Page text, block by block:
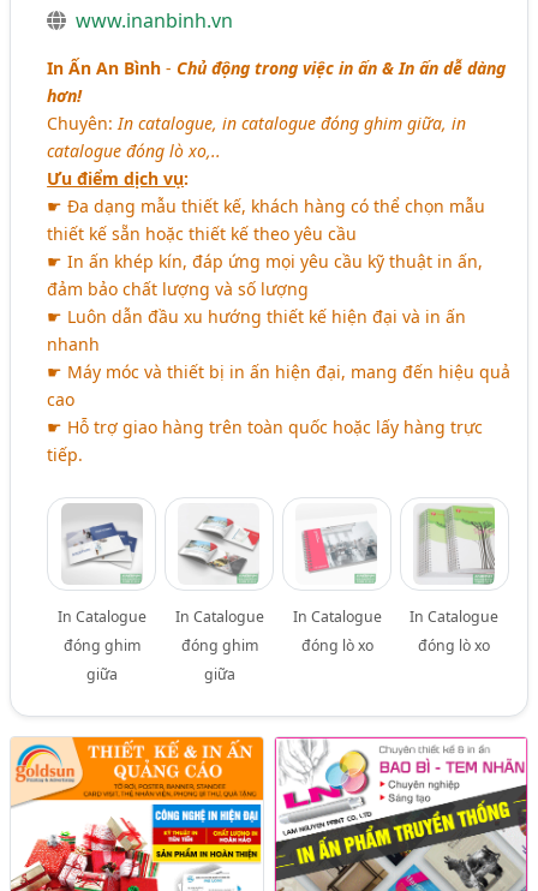
www.inanbinh.vn
In Ấn An Bình -Chủ động trong việc in ấn & In ấn dễ dàng
hơn!
Chuyên: In catalogue, in catalogue đóng ghim giữa, in
catalogue đóng lò xo,..
Ưu điểm dịch vụ:
☛ Đa dạng mẫu thiết kế, khách hàng có thể chọn mẫu
thiết kế sẵn hoặc thiết kế theo yêu cầu
☛ In ấn khép kín, đáp ứng mọi yêu cầu kỹ thuật in ấn,
đảm bảo chất lượng và số lượng
☛ Luôn dẫn đầu xu hướng thiết kế hiện đại và in ấn
nhanh
☛ Máy móc và thiết bị in ấn hiện đại, mang đến hiệu quả
cao
☛ Hỗ trợ giao hàng trên toàn quốc hoặc lấy hàng trực
tiếp.
In Catalogue
đóng ghim
giữa
In Catalogue
đóng ghim
giữa
In Catalogue
đóng lò xo
In Catalogue
đóng lò xo